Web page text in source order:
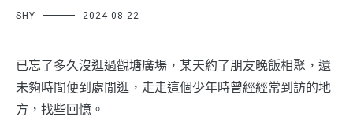
SHY 2024-08-22
已忘了多久沒逛過觀塘廣場，某天約了朋友晚飯相聚，還
未夠時間便到處閒逛，走走這個少年時曾經經常到訪的地
方，找些回憶。